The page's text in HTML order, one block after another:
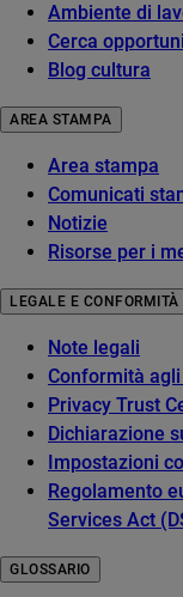
Ambiente di
Cerca
Blog cultura
AREA STAMPA
Area stampa
Comunicati
Notizie
Risorse per i
LEGALE E CONFORMITÀ
Note legali
Conformità
Privacy Trust
Dichiarazione
Impostazioni
Regolamento
Services Act
GLOSSARIO